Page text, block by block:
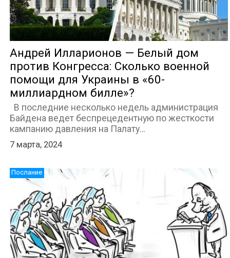
Андрей Илларионов — Белый дом
против Конгресса: Сколько военной
помощи для Украины в «60-
миллиардном билле»?
В последние несколько недель администрация
Байдена ведет беспрецедентную по жесткости
кампанию давления на Палату…
7 марта, 2024
Послание